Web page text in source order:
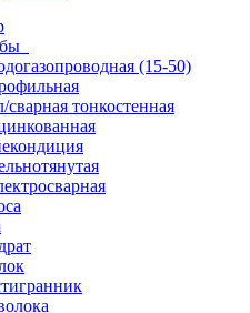
(15-50)
сварная тонкостенная